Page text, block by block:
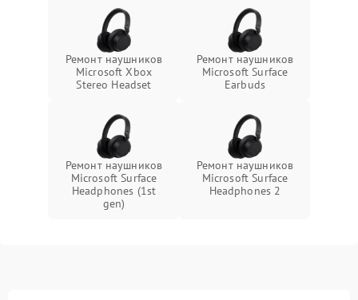
Ремонт наушников
Microsoft Xbox
Stereo Headset
Ремонт наушников
Microsoft Surface
Earbuds
Ремонт наушников
Microsoft Surface
Headphones (1st
gen)
Ремонт наушников
Microsoft Surface
Headphones 2